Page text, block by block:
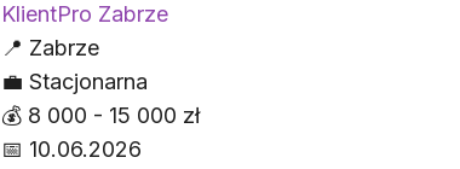
KlientPro Zabrze
📍 Zabrze
💼 Stacjonarna
💰 8 000 - 15 000 zł
📅 10.06.2026